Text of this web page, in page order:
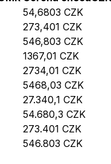
54,6803 CZK
273,401 CZK
546,803 CZK
1367,01 CZK
2734,01 CZK
5468,03 CZK
27.340,1 CZK
54.680,3 CZK
273.401 CZK
546.803 CZK